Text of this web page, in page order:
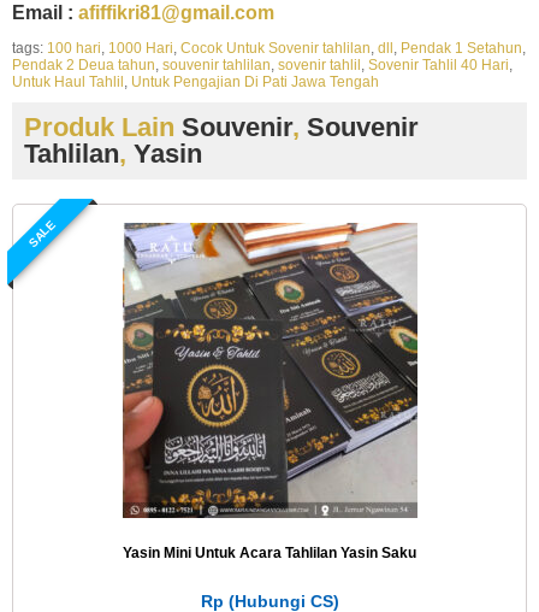
Email : afiffikri81@gmail.com
tags: 100 hari, 1000 Hari, Cocok Untuk Sovenir tahlilan, dll , Pendak 1 Setahun,
Pendak 2 Deua tahun, souvenir tahlilan, sovenir tahlil , Sovenir Tahlil 40 Hari,
Untuk Haul Tahlil , Untuk Pengajian Di Pati Jawa Tengah
Produk Lain Souvenir, Souvenir
Tahlilan, Yasin
SALE
Yasin Mini Untuk Acara Tahlilan Yasin Saku
Rp (Hubungi CS)